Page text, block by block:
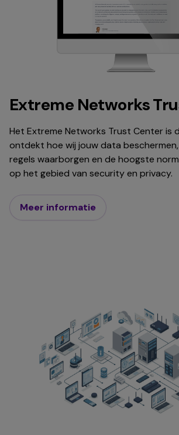
Extreme Networks
Het Extreme Networks Trust Center is
ontdekt hoe wij jouw data
regels waarborgen en de hoogste
op het gebied van security en privacy.
Meer informatie